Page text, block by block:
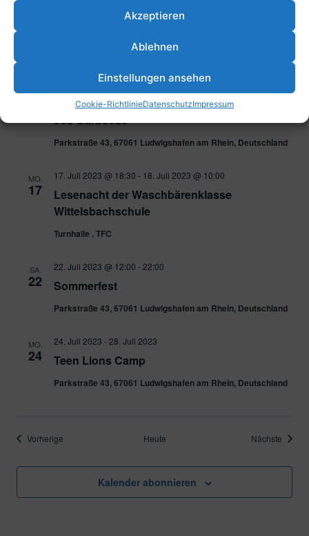
Akzeptieren
Ablehnen
Einstellungen ansehen
Cookie-RichtlinieDatenschutzImpressum
wU12 TFC Ludwigshafen – TV Alzey
Job Barbecue
13. Juli 2023 @ 15:00-20:00
Parkstraße 43, 67061 Ludwigshafen am Rhein, Deutschland
MO.
17
Lesenacht der Waschbärenklasse
Wittelsbachschule
17. Juli 2023 @ 18:30 - 18. Juli 2023 @ 10:00
Turnhalle , TFC
SA.
22 Sommerfest
22. Juli 2023 @ 12:00 - 22:00
Parkstraße 43, 67061 Ludwigshafen am Rhein, Deutschland
MO.
24 Teen Lions Camp
24. Juli 2023 - 28. Juli 2023
Parkstraße 43, 67061 Ludwigshafen am Rhein, Deutschland
Vorherige Heute Nächste
Kalender abonnieren